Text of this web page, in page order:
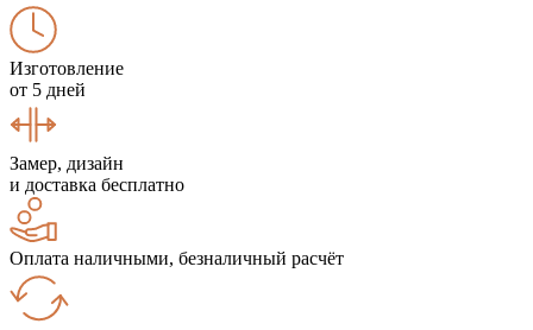
Изготовление
от 5 дней
Замер, дизайн
и доставка бесплатно
Оплата наличными, безналичный расчёт